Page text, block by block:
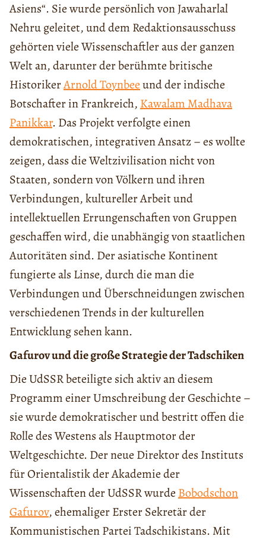
Asiens“. Sie wurde persönlich von Jawaharlal
Nehru geleitet, und dem Redaktionsausschuss
gehörten viele Wissenschaftler aus der ganzen
Welt an, darunter der berühmte britische
HistorikerArnold Toynbeeund der indische
Botschafter in Frankreich,Kawalam Madhava
Panikkar. Das Projekt verfolgte einen
demokratischen, integrativen Ansatz – es wollte
zeigen, dass die Weltzivilisation nicht von
Staaten, sondern von Völkern und ihren
Verbindungen, kultureller Arbeit und
intellektuellen Errungenschaften von Gruppen
geschaffen wird, die unabhängig von staatlichen
Autoritäten sind. Der asiatische Kontinent
fungierte als Linse, durch die man die
Verbindungen und Überschneidungen zwischen
verschiedenen Trends in der kulturellen
Entwicklung sehen kann.
Gafurov und die große Strategie der Tadschiken
Die UdSSR beteiligte sich aktiv an diesem
Programm einer Umschreibung der Geschichte –
sie wurde demokratischer und bestritt offen die
Rolle des Westens als Hauptmotor der
Weltgeschichte. Der neue Direktor des Instituts
für Orientalistik der Akademie der
Wissenschaften der UdSSR wurdeBobodschon
Gafurov, ehemaliger Erster Sekretär der
Kommunistischen Partei Tadschikistans. Mit